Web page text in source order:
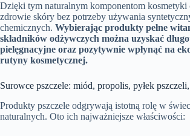
Dzięki tym naturalnym komponentom kosmetyki
zdrowie skóry bez potrzeby używania
chemicznych. Wybierając produkty pełne
składników odżywczych można uzyskać
pielęgnacyjne oraz pozytywnie wpłynąć na
rutyny kosmetycznej.
Surowce pszczele: miód, propolis, pyłek
Produkty pszczele odgrywają istotną rolę w
naturalnych. Oto ich najważniejsze właściwości: